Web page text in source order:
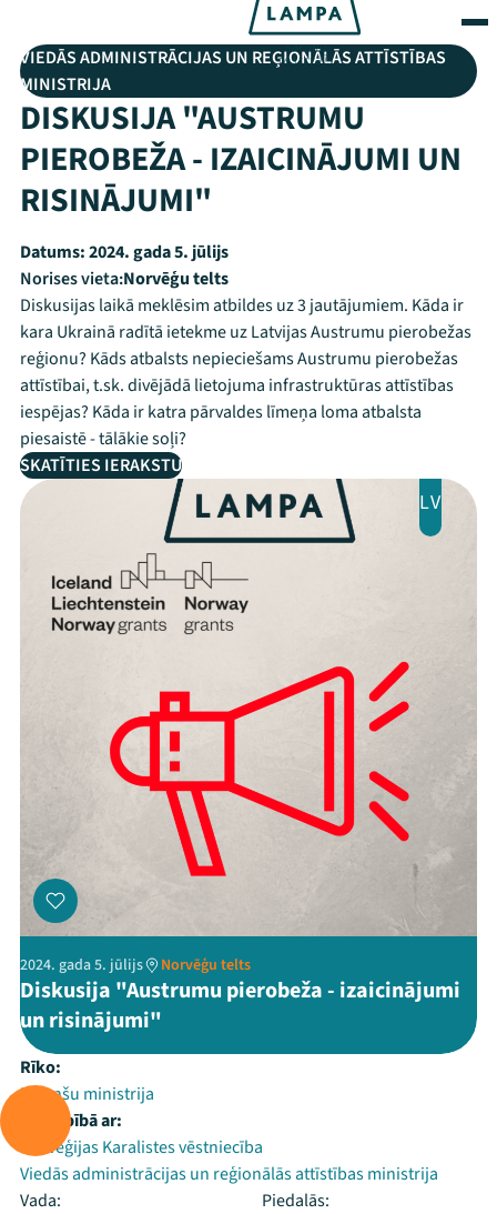
VIEDĀS ADMINISTRĀCIJAS UN REĢIONĀLĀS ATTĪSTĪBAS
MINISTRIJA
DISKUSIJA "AUSTRUMU
PIEROBEŽA - IZAICINĀJUMI UN
RISINĀJUMI"
Datums:2024. gada 5. jūlijs
Norises vieta:Norvēģu telts
Diskusijas laikā meklēsim atbildes uz 3 jautājumiem. Kāda ir
kara Ukrainā radītā ietekme uz Latvijas Austrumu pierobežas
reģionu? Kāds atbalsts nepieciešams Austrumu pierobežas
attīstībai, t.sk. divējādā lietojuma infrastruktūras attīstības
iespējas? Kāda ir katra pārvaldes līmeņa loma atbalsta
piesaistē - tālākie soļi?
SKATĪTIES IERAKSTU
LV
2024. gada 5. jūlijs Norvēģu telts
Diskusija "Austrumu pierobeža - izaicinājumi
un risinājumi"
Rīko:
Finanšu ministrija
Sadarbībā ar:
Norvēģijas Karalistes vēstniecība
Viedās administrācijas un reģionālās attīstības ministrija
Vada:
Piedalās: